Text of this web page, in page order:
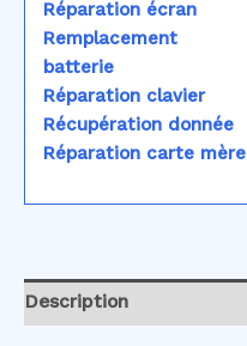
Réparation écran
Remplacement
batterie
Réparation clavier
Récupération donnée
Réparation carte mère
Description